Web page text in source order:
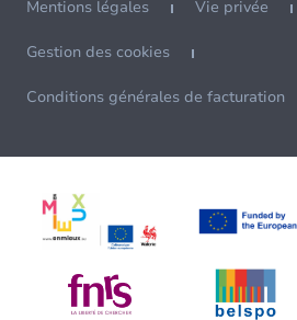
Mentions légales
Vie privée
Gestion des cookies
Conditions générales de facturation